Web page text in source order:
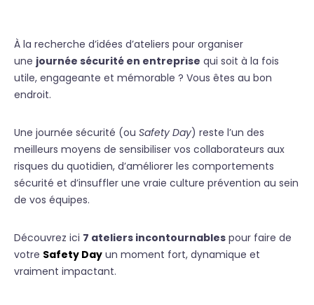
À la recherche d’idées d’ateliers pour organiser
une journée sécurité en entreprise qui soit à la fois
utile, engageante et mémorable ? Vous êtes au bon
endroit.
Une journée sécurité (ou Safety Day) reste l’un des
meilleurs moyens de sensibiliser vos collaborateurs aux
risques du quotidien, d’améliorer les comportements
sécurité et d’insuffler une vraie culture prévention au sein
de vos équipes.
Découvrez ici 7 ateliers incontournables pour faire de
votre Safety Day un moment fort, dynamique et
vraiment impactant.